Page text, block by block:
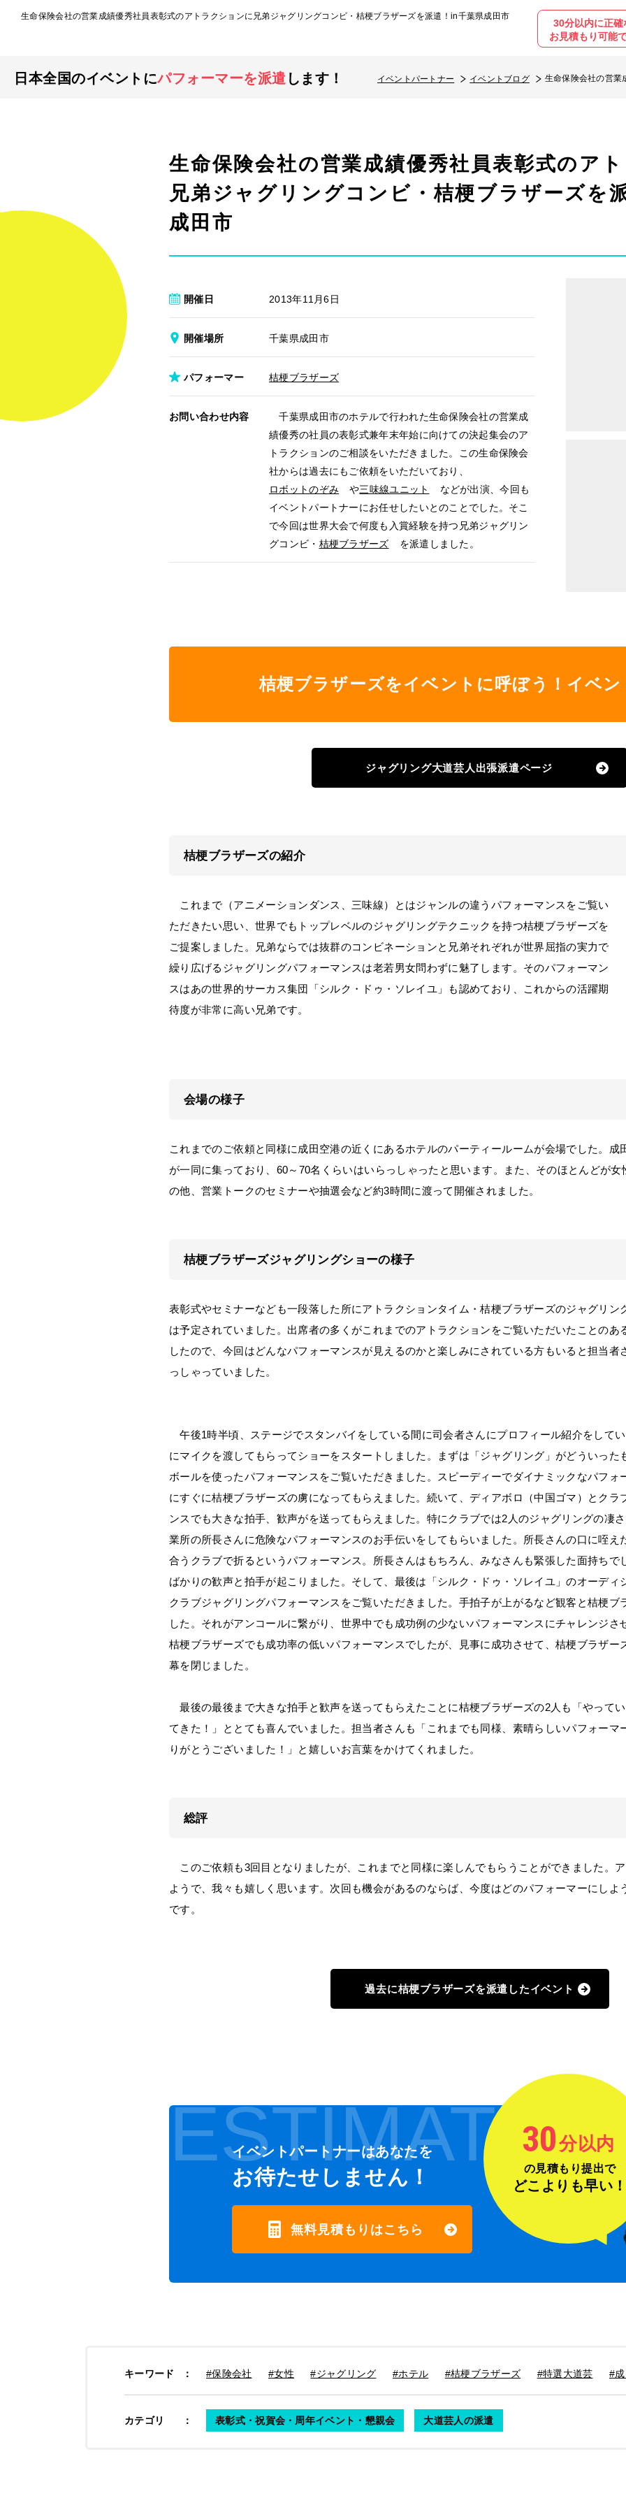
生命保険会社の営業成績優秀社員表彰式のアトラクションに兄弟ジャグリングコンビ・桔梗ブラザーズを派遣！in千葉県成田市
30分以内に正確
お見積もり可能
日本全国のイベントにパフォーマーを派遣 します！ イベントパートナー イベントブログ
生命保険会社の営業
生命保険会社の営業成績優秀社員表彰式のア
兄弟ジャグリングコンビ・桔梗ブラザーズを
成田市
開催日 2013年11月6日
開催場所 千葉県成田市
パフォーマー 桔梗ブラザーズ
お問い合わせ内容
千葉県成田市のホテルで行われた生命保険会社の営業成
績優秀の社員の表彰式兼年末年始に向けての決起集会のア
トラクションのご相談をいただきました。この生命保険会
社からは過去にもご依頼をいただいており、
ロボットのぞみ
や三味線ユニット
などが出演、今回も
イベントパートナーにお任せしたいとのことでした。そこ
で今回は世界大会で何度も入賞経験を持つ兄弟ジャグリン
グコンビ・ 桔梗ブラザーズ を派遣しました。
桔梗ブラザーズをイベントに呼ぼう！イベ
ジャグリング大道芸人出張派遣ページ
桔梗ブラザーズの紹介
これまで（アニメーションダンス、三味線）とはジャンルの違うパフォーマンスをご覧い
ただきたい思い、世界でもトップレベルのジャグリングテクニックを持つ桔梗ブラザーズを
ご提案しました。兄弟ならでは抜群のコンビネーションと兄弟それぞれが世界屈指の実力で
繰り広げるジャグリングパフォーマンスは老若男女問わずに魅了します。そのパフォーマン
スはあの世界的サーカス集団「シルク・ドゥ・ソレイユ」も認めており、これからの活躍期
待度が非常に高い兄弟です。
会場の様子
これまでのご依頼と同様に成田空港の近くにあるホテルのパーティールームが会場でした。成
が一同に集っており、60～70名くらいはいらっしゃったと思います。また、そのほとんどが
の他、営業トークのセミナーや抽選会など約3時間に渡って開催されました。
桔梗ブラザーズジャグリングショーの様子
表彰式やセミナーなども一段落した所にアトラクションタイム・桔梗ブラザーズのジャグリン
は予定されていました。出席者の多くがこれまでのアトラクションをご覧いただいたことのあ
したので、今回はどんなパフォーマンスが見えるのかと楽しみにされている方もいると担当者
っしゃっていました。
午後1時半頃、ステージでスタンバイをしている間に司会者さんにプロフィール紹介をして
にマイクを渡してもらってショーをスタートしました。まずは「ジャグリング」がどういった
ボールを使ったパフォーマンスをご覧いただきました。スピーディーでダイナミックなパフォ
にすぐに桔梗ブラザーズの虜になってもらえました。続いて、ディアボロ（中国ゴマ）とクラ
ンスでも大きな拍手、歓声がを送ってもらえました。特にクラブでは2人のジャグリングの凄
業所の所長さんに危険なパフォーマンスのお手伝いをしてもらいました。所長さんの口に咥え
合うクラブで折るというパフォーマンス。所長さんはもちろん、みなさんも緊張した面持ちで
ばかりの歓声と拍手が起こりました。そして、最後は「シルク・ドゥ・ソレイユ」のオーディ
クラブジャグリングパフォーマンスをご覧いただきました。手拍子が上がるなど観客と桔梗ブ
した。それがアンコールに繋がり、世界中でも成功例の少ないパフォーマンスにチャレンジさ
桔梗ブラザーズでも成功率の低いパフォーマンスでしたが、見事に成功させて、桔梗ブラザー
幕を閉じました。
最後の最後まで大きな拍手と歓声を送ってもらえたことに桔梗ブラザーズの2人も「やって
てきた！」ととても喜んでいました。担当者さんも「これまでも同様、素晴らしいパフォーマ
りがとうございました！」と嬉しいお言葉をかけてくれました。
総評
このご依頼も3回目となりましたが、これまでと同様に楽しんでもらうことができました。
ようで、我々も嬉しく思います。次回も機会があるのならば、今度はどのパフォーマーにしよ
です。
過去に桔梗ブラザーズを派遣したイベント
ESTIMATE
イベントパートナーはあなたを
お待たせしません！
無料見積もりはこちら
30分以内
の見積もり提出で
どこよりも早い
キーワード ： #保険会社 #女性 #ジャグリング #ホテル #桔梗ブラザーズ #特選大道芸 #
カテゴリ ： 表彰式・祝賀会・周年イベント・懇親会 大道芸人の派遣